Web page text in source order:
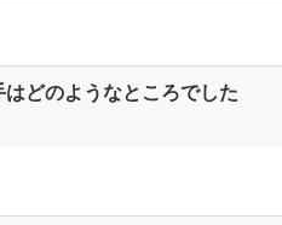
どのようなところでした